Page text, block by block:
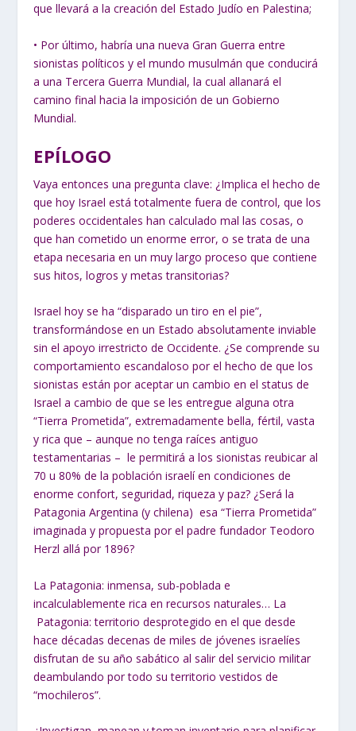
que llevará a la creación del Estado Judío en Palestina;
• Por último, habría una nueva Gran Guerra entre
sionistas políticos y el mundo musulmán que conducirá
a una Tercera Guerra Mundial, la cual allanará el
camino final hacia la imposición de un Gobierno
Mundial.
EPÍLOGO
Vaya entonces una pregunta clave: ¿Implica el hecho de
que hoy Israel está totalmente fuera de control, que los
poderes occidentales han calculado mal las cosas, o
que han cometido un enorme error, o se trata de una
etapa necesaria en un muy largo proceso que contiene
sus hitos, logros y metas transitorias?
Israel hoy se ha “disparado un tiro en el pie”,
transformándose en un Estado absolutamente inviable
sin el apoyo irrestricto de Occidente. ¿Se comprende su
comportamiento escandaloso por el hecho de que los
sionistas están por aceptar un cambio en el status de
Israel a cambio de que se les entregue alguna otra
“Tierra Prometida”, extremadamente bella, fértil, vasta
y rica que – aunque no tenga raíces antiguo
testamentarias – le permitirá a los sionistas reubicar al
70 u 80% de la población israelí en condiciones de
enorme confort, seguridad, riqueza y paz? ¿Será la
Patagonia Argentina (y chilena) esa “Tierra Prometida”
imaginada y propuesta por el padre fundador Teodoro
Herzl allá por 1896?
La Patagonia: inmensa, sub-poblada e
incalculablemente rica en recursos naturales… La
Patagonia: territorio desprotegido en el que desde
hace décadas decenas de miles de jóvenes israelíes
disfrutan de su año sabático al salir del servicio militar
deambulando por todo su territorio vestidos de
“mochileros”.